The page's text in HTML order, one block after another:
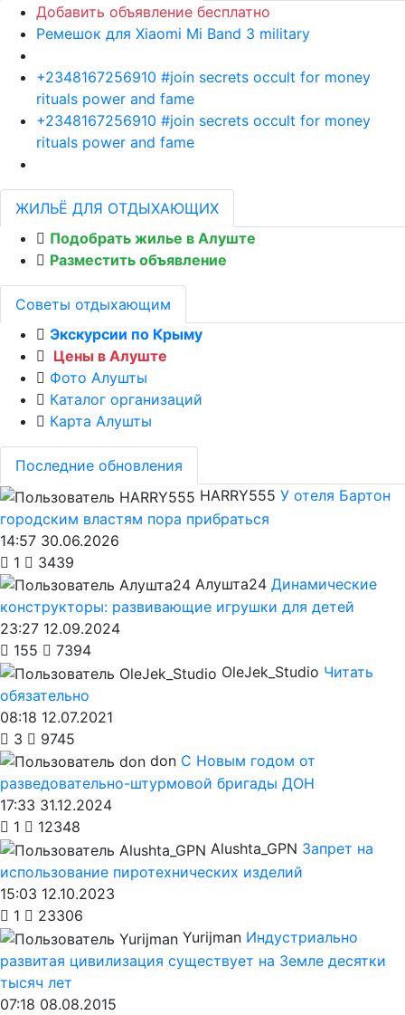
Добавить объявление бесплатно
Ремешок для Xiaomi Mi Band 3 military
+2348167256910 #join secrets occult for money
rituals power and fame
+2348167256910 #join secrets occult for money
rituals power and fame
ЖИЛЬЁ ДЛЯ ОТДЫХАЮЩИХ
Подобрать жилье в Алуште
Разместить объявление
Советы отдыхающим
Экскурсии по Крыму
Цены в Алуште
Фото Алушты
Каталог организаций
Карта Алушты
Последние обновления
HARRY555 У отеля Бартон
городским властям пора прибраться
14:57 30.06.2026
1
3439
Алушта24 Динамические
конструкторы: развивающие игрушки для детей
23:27 12.09.2024
155
7394
OleJek_Studio Читать
обязательно
08:18 12.07.2021
3
9745
don С Новым годом от
разведовательно-штурмовой бригады ДОН
17:33 31.12.2024
1
12348
Alushta_GPN Запрет на
использование пиротехнических изделий
15:03 12.10.2023
1
23306
Yurijman Индустриально
развитая цивилизация существует на Земле десятки
тысяч лет
07:18 08.08.2015